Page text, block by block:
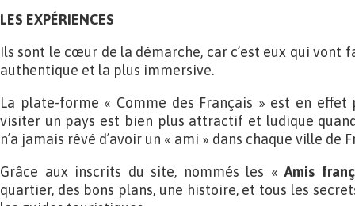
LES EXPÉRIENCES
Ils sont le cœur de la démarche, car c’est eux qui vont
authentique et la plus immersive.
La plate-forme « Comme des Français » est en effet
visiter un pays est bien plus attractif et ludique
n’a jamais rêvé d’avoir un « ami » dans chaque ville de
Grâce aux inscrits du site, nommés les «Amis
quartier, des bons plans, une histoire, et tous les